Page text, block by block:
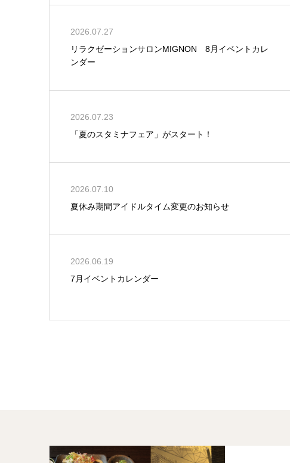
2026.07.27
リラクゼーションサロンMIGNON 8月イベントカレ
ンダー
2026.07.23
「夏のスタミナフェア」がスタート！
2026.07.10
夏休み期間アイドルタイム変更のお知らせ
2026.06.19
7月イベントカレンダー